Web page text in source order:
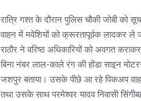
रात्रि गश्त के दौरान पुलिस चौकी जोबी
वाहन में मवेशियों को क्रूरतापूर्वक लादकर ले
राठौर ने वरिष्ठ अधिकारियों को अवगत
बिना नंबर लाल-काले रंग की होंडा साइन
जशपुर बताया। उसके पीछे आ रहे पिकअप
तथा उसके साथ परमेश्वर यादव निवासी